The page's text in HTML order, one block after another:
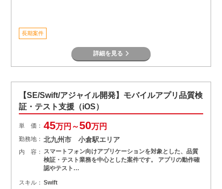
長期案件
詳細を見る
【SE/Swift/アジャイル開発】モバイルアプリ品質検
証・テスト支援（iOS）
単 価： 45万円～50万円
勤務地： 北九州市 小倉駅エリア
内 容： スマートフォン向けアプリケーションを対象とした、品質
検証・テスト業務を中心とした案件です。 アプリの動作確
認やテスト…
スキル： Swift